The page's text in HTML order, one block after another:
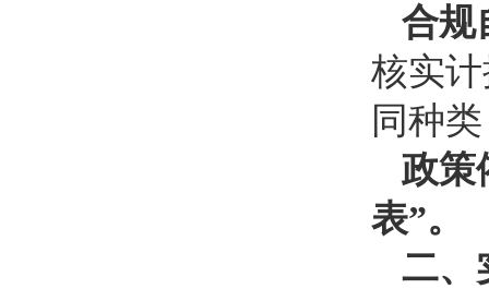
合规
核实
同种
政策
表”。
二、